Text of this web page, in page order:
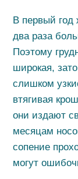
В первый год
два раза
Поэтому
широкая,
слишком
втягивая
они издают
месяцам
сопение
могут